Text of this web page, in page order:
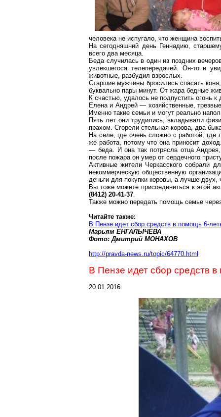
человека не испугало, что женщина
На сегодняшний день Геннадию,
всего два месяца.
Беда случилась в один из поздних
увлекшегося телепередачей. Он-то и
животные, разбудил взрослых.
Старшие мужчины бросились спасать
буквально пары минут. От жара бедные
К счастью, удалось не подпустить огонь
Елена и Андрей — хозяйственные,
Именно такие семьи и могут реально
Пять лет они трудились, вкладывали
прахом. Сгорели стельная корова, два
На селе, где очень сложно с работой,
же работа, потому что она приносит
— беда. И она так потрясла отца
после пожара он умер от сердечного
Активные жители Черкасского собрали
некоммерческую общественную
деньги для покупки коровы, а лучше
Вы тоже можете присоединиться к этой
(8412) 20-41-37.
Также можно передать помощь семье
Читайте также:
В Пензе идет сбор средств в помощь 6-
Марьям ЕНГАЛЫЧЕВА
Фото: Дмитрий МОНАХОВ
http://pravda-news.ru/topic/64770.html
В Пензе идет сбор средств в
20.01.2016